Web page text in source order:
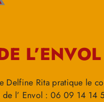
L’ENVOL
Delfine Rita pratique le
de l’ Envol : 06 09 14 14